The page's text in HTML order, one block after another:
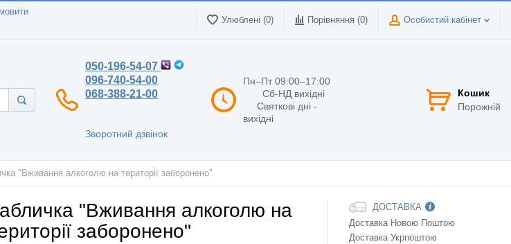
Улюблені (0) Порівняння (0) Особистий кабінет
050-196-54-07
096-740-54-00
068-388-21-00
Зворотний дзвінок
Пн–Пт 09:00–17:00
Сб-НД вихідні
Святкові дні -
вихідні
Кошик
Порожній
"Вживання алкоголю на території заборонено"
"Вживання алкоголю на
заборонено"
ДОСТАВКА
Доставка Новою Поштою
Доставка Укрпоштою